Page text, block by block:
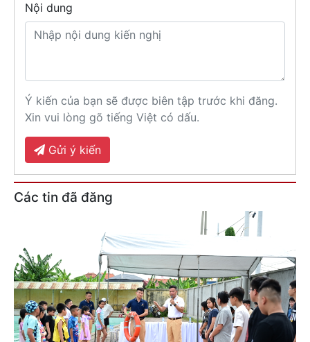
Nội dung
Ý kiến của bạn sẽ được biên tập trước khi đăng.
Xin vui lòng gõ tiếng Việt có dấu.
Gửi ý kiến
Các tin đã đăng